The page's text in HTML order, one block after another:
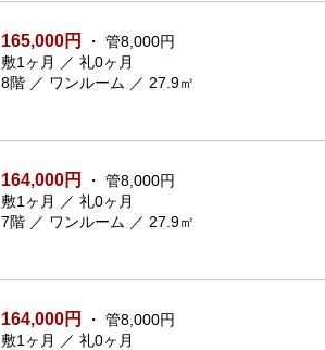
165,000円
・ 管8,000円
敷1ヶ月 ／ 礼0ヶ月
8階 ／ ワンルーム ／ 27.9㎡
164,000円
・ 管8,000円
敷1ヶ月 ／ 礼0ヶ月
7階 ／ ワンルーム ／ 27.9㎡
164,000円
・ 管8,000円
敷1ヶ月 ／ 礼0ヶ月